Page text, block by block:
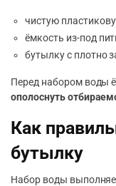
чистую
ёмкость из-под
бутылку с плотно
Перед набором воды
ополоснуть
Как
бутылку
Набор воды